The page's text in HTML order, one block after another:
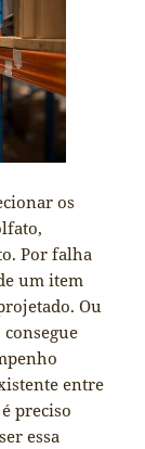
os
Por falha
um item
Ou
entre
preciso
essa